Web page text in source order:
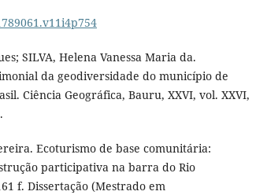
SILVA, Helena Vanessa Maria da.
da geodiversidade do município de
Ciência Geográfica, Bauru, XXVI, vol. XXVI,
Ecoturismo de base comunitária:
participativa na barra do Rio
f. Dissertação (Mestrado em